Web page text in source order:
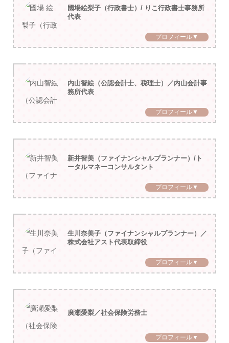
國場絵梨子（行政書士）/ りこ行政書士事務所
代表
プロフィール▼
内山智絵（公認会計士、税理士）／内山会計事
務所代表
プロフィール▼
新井智美（ファイナンシャルプランナー）/ト
ータルマネーコンサルタント
プロフィール▼
生川奈美子（ファイナンシャルプランナー）／
株式会社アスト代表取締役
プロフィール▼
廣瀬愛梨／社会保険労務士
プロフィール▼